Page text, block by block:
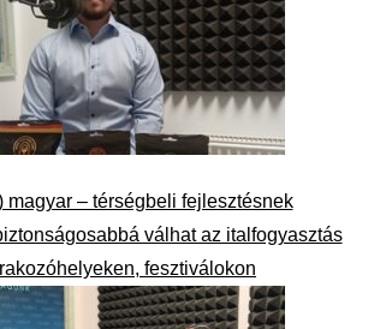
magyar – térségbeli fejlesztésnek
válhat az italfogyasztás
fesztiválokon